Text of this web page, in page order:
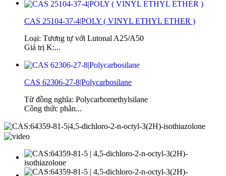
CAS 25104-37-4|POLY ( VINYL ETHYL ETHER )
Loại: Tương tự với Lutonal A25/A50
Giá trị K:...
CAS 62306-27-8|Polycarbosilane
Từ đồng nghĩa: Polycarbomethylsilane
Công thức phân...